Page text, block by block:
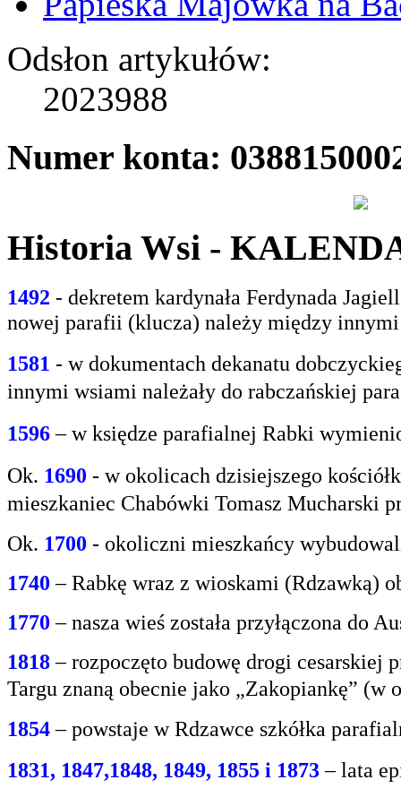
Odsłon artykułów:
2023988
Numer konta:
Historia Wsi -
1492 - dekretem kardynała Ferdynada
nowej parafii (klucza) należy między
1581 - wdokumentach dekanatu
innymi wsiami należały do rabczańskiej
1596– w księdze parafialnej Rabki
Ok. 1690 - w okolicach dzisiejszego
mieszkaniec Chabówki Tomasz Mucharski
Ok. 1700 - okoliczni mieszkańcy
1740 – Rabkę wraz z wioskami (Rdzawką)
1770 – nasza wieś została przyłączona do
1818– rozpoczęto budowę drogi cesarskiej
Targu znaną obecnie jako „Zakopiankę” (w
1854 – powstaje w Rdzawce szkółka
1831, 1847,1848, 1849, 1855 i 1873 – lata